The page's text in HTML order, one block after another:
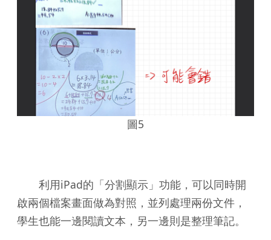
圖5
利用iPad的「分割顯示」功能，可以同時開
啟兩個檔案畫面做為對照，並列處理兩份文件，
學生也能一邊閱讀文本，另一邊則是整理筆記。